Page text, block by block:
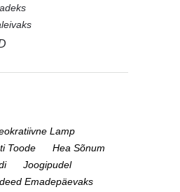
Lamp
Toode
Hea Sõnum
Joogipudel
Emadepäevaks